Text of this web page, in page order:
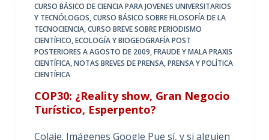
CURSO BÁSICO DE CIENCIA PARA JOVENES UNIVERSITARIOS
Y TECNÓLOGOS,CURSO BÁSICO SOBRE FILOSOFÍA DE LA
TECNOCIENCIA,CURSO BREVE SOBRE PERIODISMO
CIENTÍFICO,ECOLOGÍA Y BIOGEOGRAFÍA POST
POSTERIORES A AGOSTO DE 2009,FRAUDE Y MALA PRAXIS
CIENTÍFICA,NOTAS BREVES DE PRENSA,PRENSA Y POLÍTICA
CIENTÍFICA
COP30: ¿Reality show, Gran Negocio
Turístico, Esperpento?
Colaje. Imágenes Google Pue sí, y si alguien